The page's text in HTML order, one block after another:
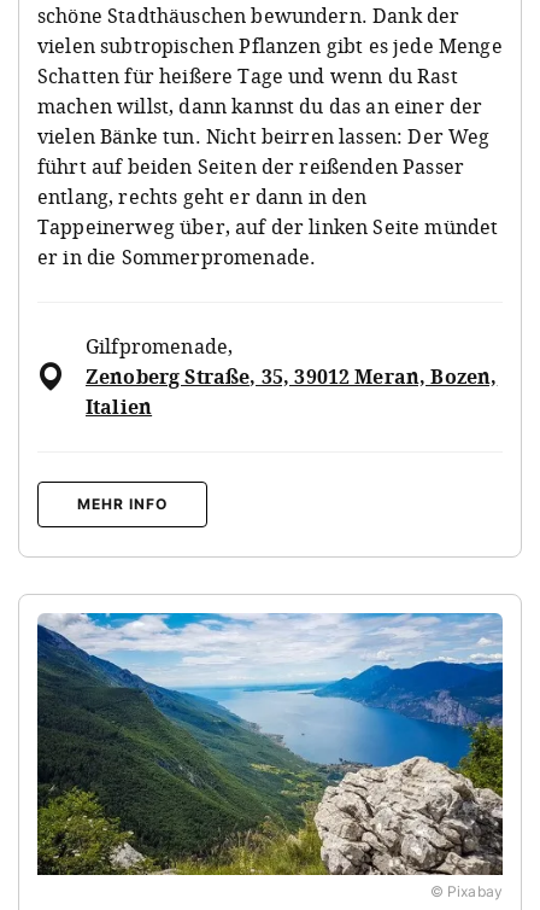
schöne Stadthäuschen bewundern. Dank der
vielen subtropischen Pflanzen gibt es jede Menge
Schatten für heißere Tage und wenn du Rast
machen willst, dann kannst du das an einer der
vielen Bänke tun. Nicht beirren lassen: Der Weg
führt auf beiden Seiten der reißenden Passer
entlang, rechts geht er dann in den
Tappeinerweg über, auf der linken Seite mündet
er in die Sommerpromenade.
Gilfpromenade,
Zenoberg Straße, 35, 39012 Meran, Bozen,
Italien
MEHR INFO
© Pixabay